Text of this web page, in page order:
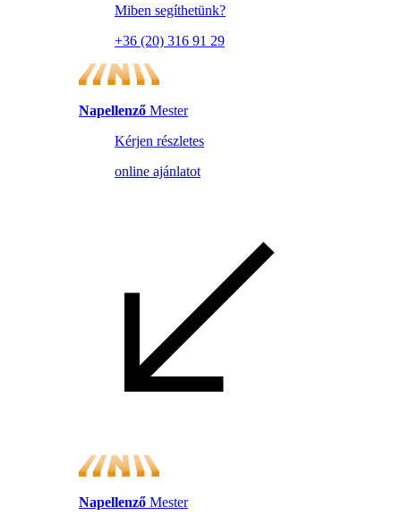
Miben segíthetünk?
+36 (20) 316 91 29
Napellenző Mester
Kérjen részletes
online ajánlatot
Napellenző Mester